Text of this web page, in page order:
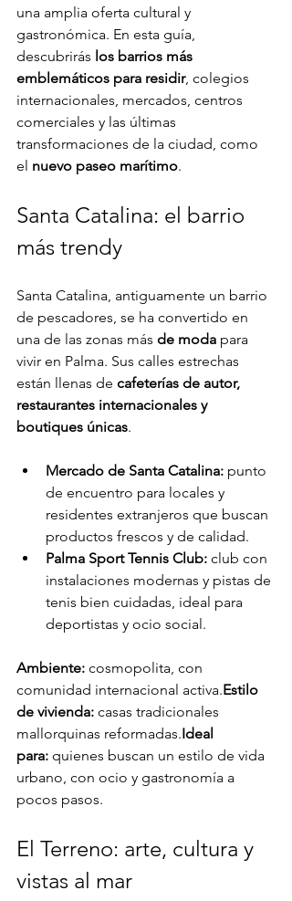
una amplia oferta cultural y
gastronómica. En esta guía,
descubrirás los barrios más
emblemáticos para residir, colegios
internacionales, mercados, centros
comerciales y las últimas
transformaciones de la ciudad, como
el nuevo paseo marítimo.
Santa Catalina: el barrio
más trendy
Santa Catalina, antiguamente un barrio
de pescadores, se ha convertido en
una de las zonas más de moda para
vivir en Palma. Sus calles estrechas
están llenas de cafeterías de autor,
restaurantes internacionales y
boutiques únicas.
Mercado de Santa Catalina: punto
de encuentro para locales y
residentes extranjeros que buscan
productos frescos y de calidad.
Palma Sport Tennis Club: club con
instalaciones modernas y pistas de
tenis bien cuidadas, ideal para
deportistas y ocio social.
Ambiente: cosmopolita, con
comunidad internacional activa.Estilo
de vivienda: casas tradicionales
mallorquinas reformadas.Ideal
para: quienes buscan un estilo de vida
urbano, con ocio y gastronomía a
pocos pasos.
El Terreno: arte, cultura y
vistas al mar